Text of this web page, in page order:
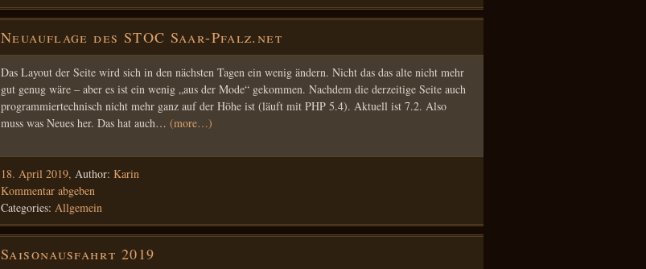
Neuauflage des STOC Saar-Pfalz.net
Das Layout der Seite wird sich in den nächsten Tagen ein wenig ändern. Nicht das das alte nicht mehr
gut genug wäre – aber es ist ein wenig „aus der Mode“ gekommen. Nachdem die derzeitige Seite auch
programmiertechnisch nicht mehr ganz auf der Höhe ist (läuft mit PHP 5.4). Aktuell ist 7.2. Also
muss was Neues her. Das hat auch… (more…)
18. April 2019, Author: Karin
Kommentar abgeben
Categories: Allgemein
Saisonausfahrt 2019